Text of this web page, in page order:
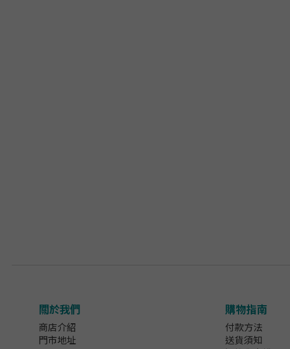
關於我們
商店介紹
門市地址
購物指南
付款方法
送貨須知